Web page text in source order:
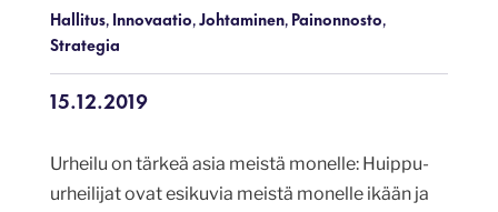
Hallitus, Innovaatio,Johtaminen, Painonnosto,
Strategia
15.12.2019
Urheilu on tärkeä asia meistä monelle: Huippu-
urheilijat ovat esikuvia meistä monelle ikään ja